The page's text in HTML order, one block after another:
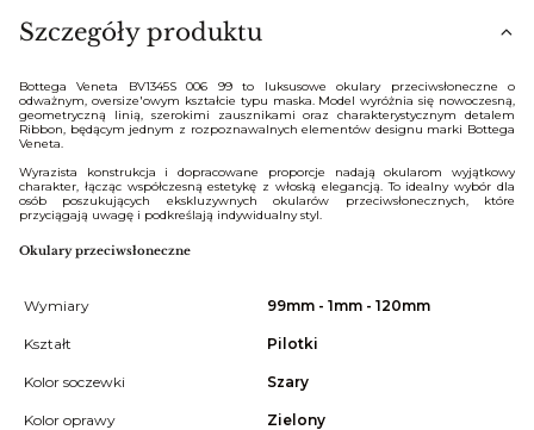
Szczegóły produktu
Bottega Veneta BV1345S 006 99 to luksusowe okulary przeciwsłoneczne o
odważnym, oversize'owym kształcie typu maska. Model wyróżnia się nowoczesną,
geometryczną linią, szerokimi zausznikami oraz charakterystycznym detalem
Ribbon, będącym jednym z rozpoznawalnych elementów designu marki Bottega
Veneta.
Wyrazista konstrukcja i dopracowane proporcje nadają okularom wyjątkowy
charakter, łącząc współczesną estetykę z włoską elegancją. To idealny wybór dla
osób poszukujących ekskluzywnych okularów przeciwsłonecznych, które
przyciągają uwagę i podkreślają indywidualny styl.
Okulary przeciwsłoneczne
Wymiary 99mm - 1mm - 120mm
Kształt Pilotki
Kolor soczewki Szary
Kolor oprawy Zielony